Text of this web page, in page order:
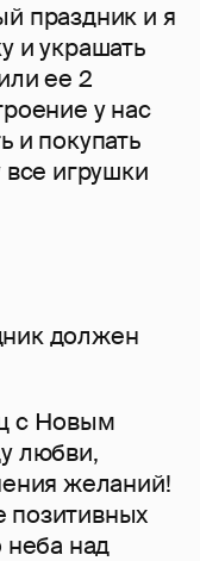
праздник и я
и украшать
ее 2
у нас
и покупать
игрушки
должен
с Новым
любви,
желаний!
неба над